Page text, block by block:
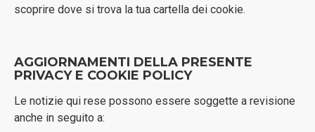
scoprire dove si trova la tua cartella dei cookie.
AGGIORNAMENTI DELLA PRESENTE
PRIVACY E COOKIE POLICY
Le notizie qui rese possono essere soggette a revisione
anche in seguito a: